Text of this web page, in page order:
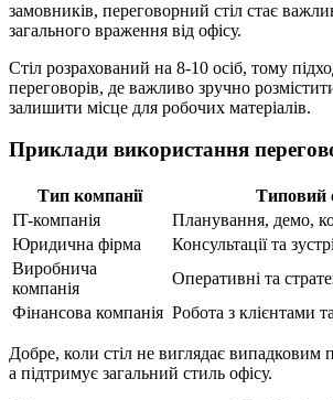
замовників, переговорний стіл стає
загального враження від офісу.
Стіл розрахований на 8-10 осіб, тому
переговорів, де важливо зручно
залишити місце для робочих матеріалів.
Приклади використання
Тип компанії
Типовий
IT-компанія
Планування, демо,
Юридична фірма
Консультації та
Виробнича
компанія
Оперативні та
Фінансова компанія Робота з клієнтами
Добре, коли стіл не виглядає випадковим
а підтримує загальний стиль офісу.